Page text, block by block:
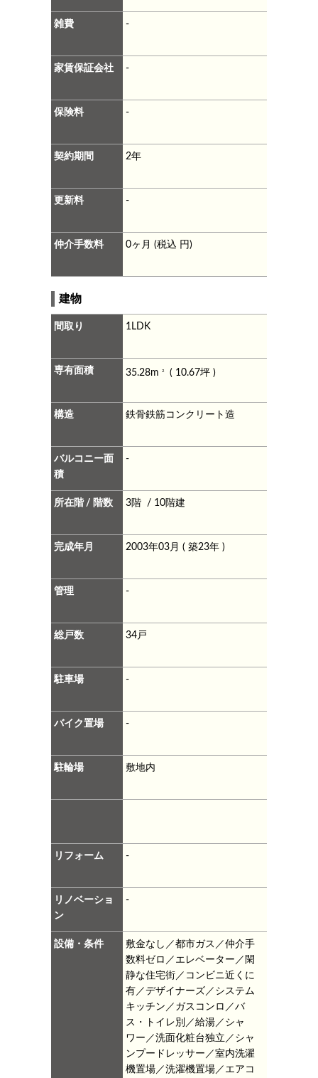
雑費 -
家賃保証会社 -
保険料 -
契約期間 2年
更新料 -
仲介手数料 0ヶ月 (税込 円)
建物
間取り 1LDK
専有面積 35.28m2 ( 10.67坪 )
構造 鉄骨鉄筋コンクリート造
バルコニー面
積
-
所在階 / 階数 3階 / 10階建
完成年月 2003年03月 ( 築23年 )
管理 -
総戸数 34戸
駐車場 -
バイク置場 -
駐輪場 敷地内
リフォーム -
リノベーショ
ン
-
設備・条件
敷金なし／都市ガス／仲介手
数料ゼロ／エレベーター／閑
静な住宅街／コンビニ近くに
有／デザイナーズ／システム
キッチン／ガスコンロ／バ
ス・トイレ別／給湯／シャ
ワー／洗面化粧台独立／シャ
ンプードレッサー／室内洗濯
機置場／洗濯機置場／エアコ